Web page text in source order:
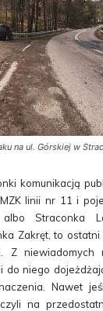
na ul. Górskiej w
komunikacją
linii nr 11 i
Straconka
Zakręt, to
Z niewiadomych
do niego
Nawet
na